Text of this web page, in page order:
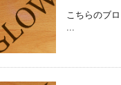
こちらのブ
...